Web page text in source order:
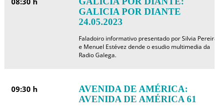
GALICIA POR DIANTE
24.05.2023
Faladoiro informativo presentado por Silvia Pereira
e Menuel Estévez dende o esudio multimedia da
Radio Galega.
09:30 h
AVENIDA DE AMÉRICA:
AVENIDA DE AMÉRICA 61